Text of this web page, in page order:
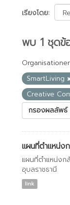
เรียงโดย
พบ 1 ชุดข้
SmartLiving
Creative
กรองผลลัพธ์
แผนที่ตำแหน่ง
แผนที่ตำแหน่งก
อุบลราชธานี
link